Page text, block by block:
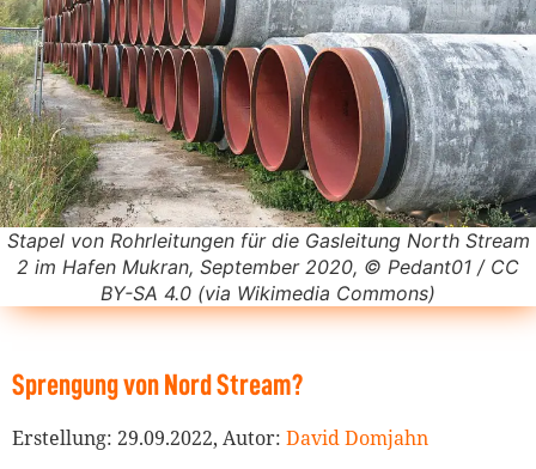
Stapel von Rohrleitungen für die Gasleitung North Stream
2 im Hafen Mukran, September 2020, © Pedant01 / CC
BY-SA 4.0 (via Wikimedia Commons)
Sprengung von Nord Stream?
Erstellung: 29.09.2022, Autor: David Domjahn